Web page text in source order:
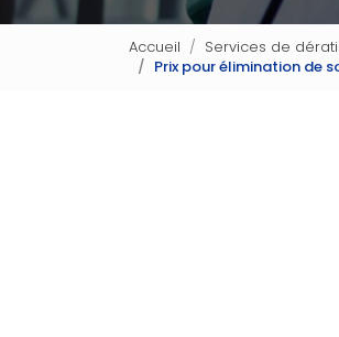
Accueil Services de
Prix pour élimination de